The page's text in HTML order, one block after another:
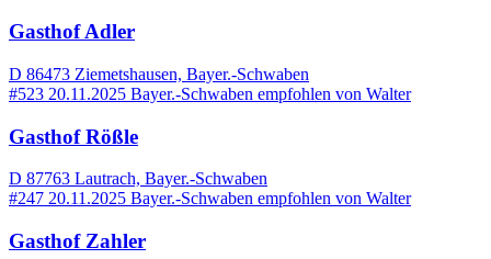
Gasthof Adler
D 86473 Ziemetshausen, Bayer.-Schwaben
#523 20.11.2025 Bayer.-Schwaben empfohlen von Walter
Gasthof Rößle
D 87763 Lautrach, Bayer.-Schwaben
#247 20.11.2025 Bayer.-Schwaben empfohlen von Walter
Gasthof Zahler